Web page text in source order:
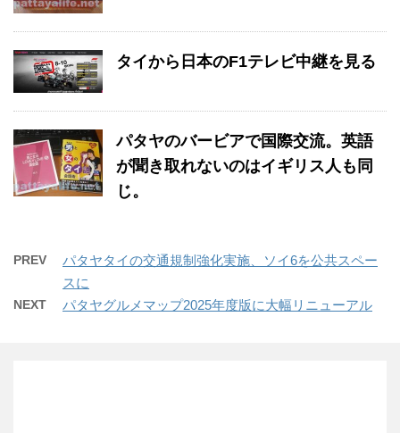
タイから日本のF1テレビ中継を見る
パタヤのバービアで国際交流。英語
が聞き取れないのはイギリス人も同
じ。
PREV
パタヤタイの交通規制強化実施、ソイ6を公共スペー
スに
NEXT パタヤグルメマップ2025年度版に大幅リニューアル